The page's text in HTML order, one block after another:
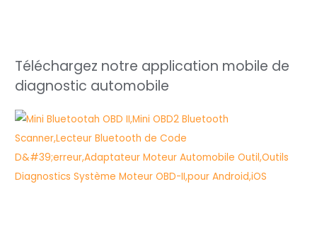
Téléchargez notre application mobile de
diagnostic automobile